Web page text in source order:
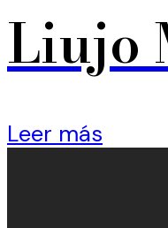
Liujo
Leer más